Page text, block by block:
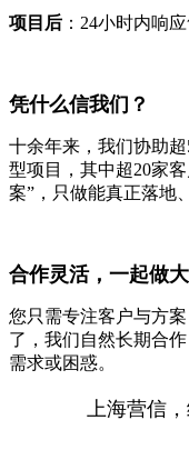
项目后 ：24小时内响
凭什么信我们？
十余年来，我们协助
型项目，其中超20家
案”，只做能真正落地
合作灵活，一起做大
您只需专注客户与方
了，我们自然长期合
需求或困惑。
上海营信